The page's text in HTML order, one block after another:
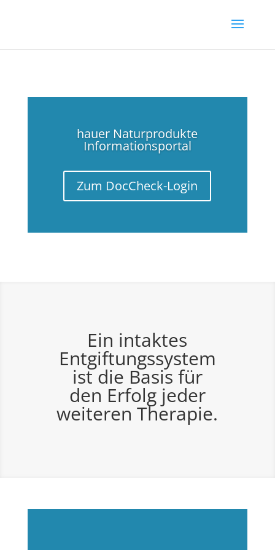
hauer Naturprodukte
Informationsportal
Zum Doc­Check-Log­in
Ein intaktes
Entgiftungssystem
ist die Basis für
den Erfolg jeder
weiteren Therapie.